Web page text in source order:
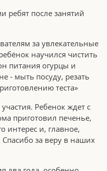
ребят после занятий
за увлекательные
научился чистить
питания огурцы и
- мыть посуду, резать
теста»
Ребенок ждет с
приготовил печенье,
интерес и, главное,
за веру в наших